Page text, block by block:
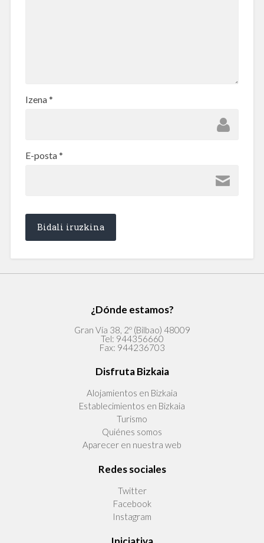
Izena*
E-posta*
¿Dónde estamos?
Gran Vía 38, 2º (Bilbao) 48009
Tel: 944356660
Fax: 944236703
Disfruta Bizkaia
Alojamientos en Bizkaia
Establecimientos en Bizkaia
Turismo
Quiénes somos
Aparecer en nuestra web
Redes sociales
Twitter
Facebook
Instagram